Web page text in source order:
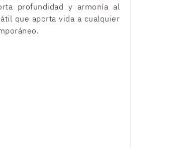
profundidad y armonía al
que aporta vida a cualquier